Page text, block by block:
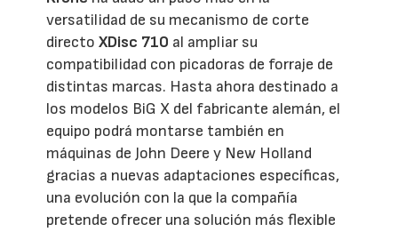
versatilidad de su mecanismo de corte
directoXDisc 710 al ampliar su
compatibilidad con picadoras de forraje de
distintas marcas. Hasta ahora destinado a
los modelos BiG X del fabricante alemán, el
equipo podrá montarse también en
máquinas de John Deere y New Holland
gracias a nuevas adaptaciones específicas,
una evolución con la que la compañía
pretende ofrecer una solución más flexible